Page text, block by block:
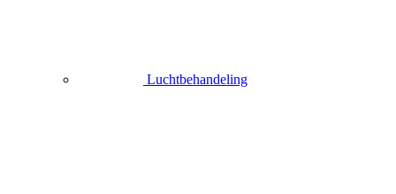
Luchtbehandeling